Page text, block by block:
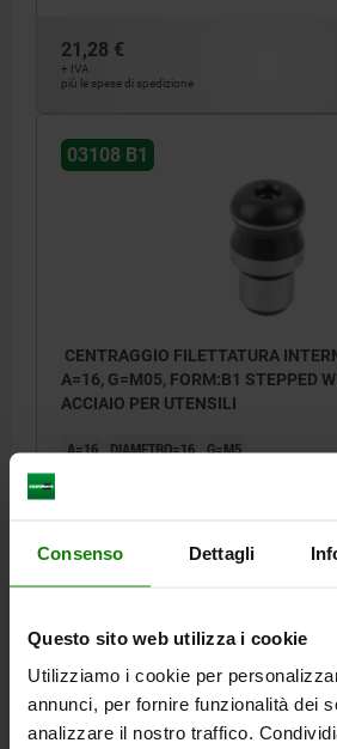
Consenso Dettagli
Questo sito web utilizza i cookie
Utilizziamo i cookie per
annunci, per fornire funzionalità dei
analizzare il nostro traffico.
21,28 €
+ IVA
più le spese di spedizione
03108 B1
CENTRAGGIO FILETTATURA
A=16, G=M05, FORM:B1 STEPPED
ACCIAIO PER UTENSILI
A=16 DIAMETRO=16 G=M5
E=16 F=4 J=R 4
+ IVA